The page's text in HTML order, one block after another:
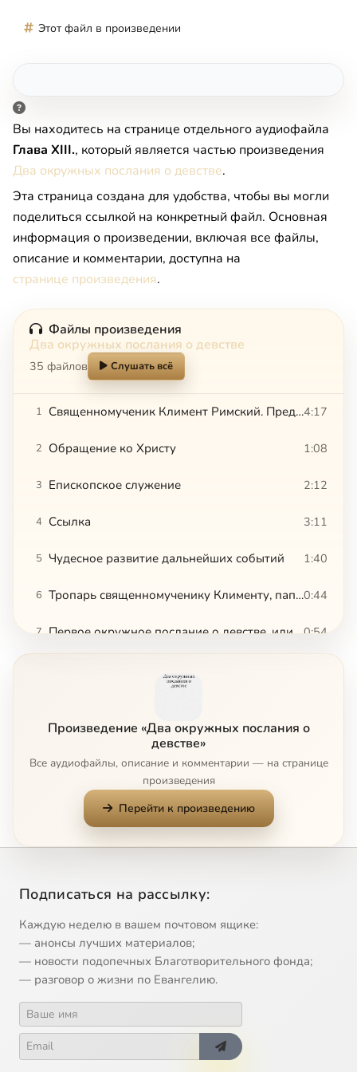
Этот файл в произведении
Вы находитесь на странице отдельного аудиофайла
Глава XIII., который является частью произведения
Два окружных послания о девстве.
Эта страница создана для удобства, чтобы вы могли
поделиться ссылкой на конкретный файл. Основная
информация о произведении, включая все файлы,
описание и комментарии, доступна на
странице произведения.
Файлы произведения
Два окружных послания о девстве
35 файлов Слушать всё
1 Священномученик Климент Римский. Предварительные сведения4:17
2 Обращение ко Христу 1:08
3 Епископское служение 2:12
4 Ссылка 3:11
5 Чудесное развитие дальнейших событий 1:40
6 Тропарь священномученику Клименту, папе Римскому, глас 40:44
7 Первое окружное послание о девстве, или к девственникам и девственницам. Глава I.0:54
Глава VI.
13 Глава VII. 1:49
14 Глава VIII.
15 Глава IX.
16 Глава X. 2:16
17 Глава XI.
18 Глава XII.
Произведение «Два окружных послания о
девстве»
Все аудиофайлы, описание и комментарии — на странице
произведения
Перейти к произведению
Подписаться на рассылку:
Каждую неделю в вашем почтовом ящике:
— анонсы лучших материалов;
— новости подопечных Благотворительного фонда;
— разговор о жизни по Евангелию.